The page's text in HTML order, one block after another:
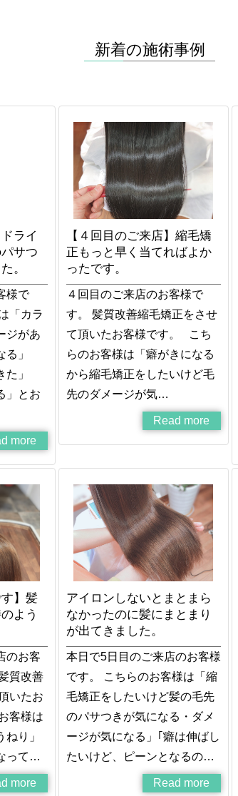
新着の施術事例
ライ
サつ
。
様で
「カラ
ジがあ
」
た」
」とお
more
【４回目のご来店】縮毛矯
正もっと早く当てればよか
ったです。
４回目のご来店のお客様で
す。 髪質改善縮毛矯正をさせ
て頂いたお客様です。 こち
らのお客様は「癖がきになる
から縮毛矯正をしたいけど毛
先のダメージが気…
Read more
す】髪
よう
のお客
質改善
いたお
客様は
ねり」
って…
more
アイロンしないとまとまら
なかったのに髪にまとまり
が出てきました。
本日で5日目のご来店のお客様
です。 こちらのお客様は「縮
毛矯正をしたいけど髪の毛先
のパサつきが気になる・ダメ
ージが気になる」｢癖は伸ばし
たいけど、ピーンとなるの…
Read more